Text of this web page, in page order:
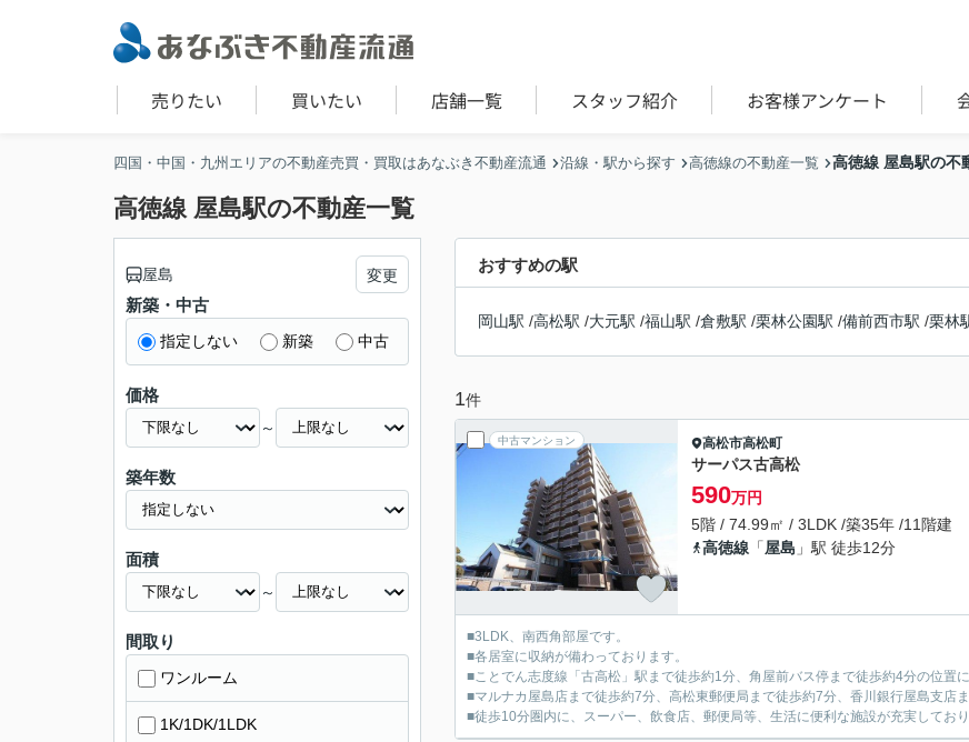
売りたい 買いたい 店舗一覧 スタッフ紹介 お客様アンケート
四国・中国・九州エリアの不動産売買・買取はあなぶき不動産流通 沿線・駅から探す 高徳線の不動産一覧 高徳線 屋島駅の不
高徳線 屋島駅の不動産一覧
おすすめの駅
岡山駅 /高松駅 /大元駅 /福山駅 /倉敷駅 /栗林公園駅 /備前西市駅 /栗林
1件
中古マンション 高松市高松町
サーパス古高松
590万円
5階 / 74.99㎡ / 3LDK /築35年 /11階建
高徳線 「屋島 」駅 徒歩12分
■3LDK、南西角部屋です。
■各居室に収納が備わっております。
■ことでん志度線「古高松」駅まで徒歩約1分、角屋前バス停まで徒歩約4分の位置に
■マルナカ屋島店まで徒歩約7分、高松東郵便局まで徒歩約7分、香川銀行屋島支店
■徒歩10分圏内に、スーパー、飲食店、郵便局等、生活に便利な施設が充実しており
屋島 変更
新築・中古
指定しない 新築 中古
価格
～
築年数
面積
～
間取り
ワンルーム
1K/1DK/1LDK